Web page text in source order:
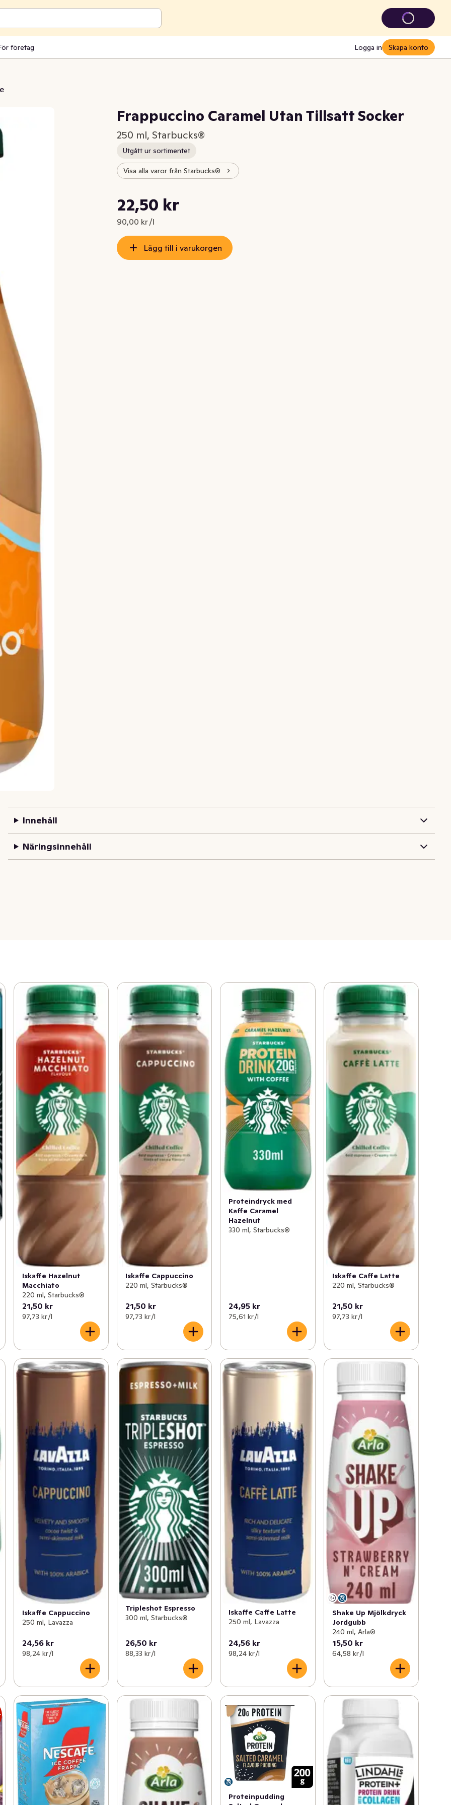
företag Logga in Skapa konto
Frappuccino Caramel Utan Tillsatt Socker
250 ml, Starbucks®
Utgått ur sortimentet
Visa alla varor från Starbucks®
Nuvarande pris är: 22,50 kr
22,50 kr
90,00 kr /l
Styckpris: 90,00 kr /l
Lägg till i varukorgen
Innehåll
Näringsinnehåll
Iskaffe Hazelnut
Macchiato
220 ml, Starbucks®
21,50 kr
97,73 kr /l
Iskaffe Cappuccino
220 ml, Starbucks®
21,50 kr
97,73 kr /l
Proteindryck med
Kaffe Caramel
Hazelnut
330 ml, Starbucks®
24,95 kr
75,61 kr /l
Iskaffe Caffe Latte
220 ml, Starbucks®
21,50 kr
97,73 kr /l
Iskaffe Cappuccino
250 ml, Lavazza
24,56 kr
98,24 kr /l
Tripleshot Espresso
300 ml, Starbucks®
26,50 kr
88,33 kr /l
Iskaffe Caffe Latte
250 ml, Lavazza
24,56 kr
98,24 kr /l
Shake Up Mjölkdryck
Jordgubb
240 ml, Arla®
15,50 kr
64,58 kr /l
Proteinpudding